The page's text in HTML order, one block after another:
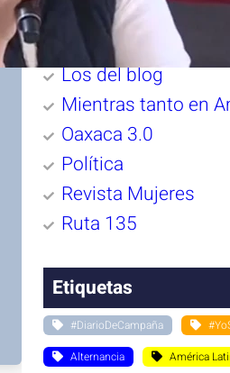
Despertar
Diario Acontecer
Los del blog
Mientras tanto en
Oaxaca 3.0
Política
Revista Mujeres
Ruta 135
Etiquetas
#DiarioDeCampaña
Alternancia
América